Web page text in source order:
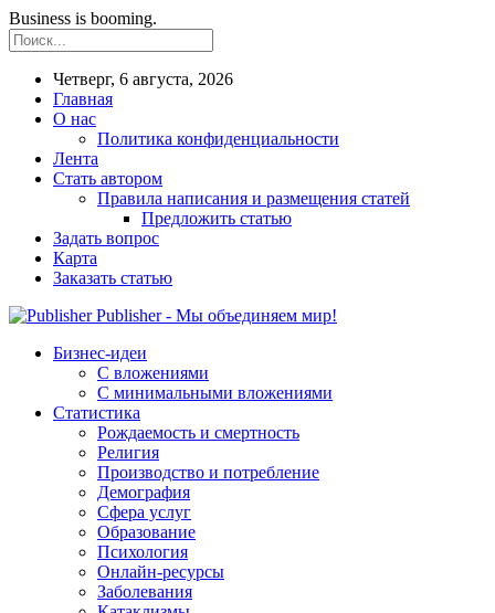
Business is booming.
Четверг, 6 августа, 2026
Главная
О нас
Политика конфиденциальности
Лента
Стать автором
Правила написания и размещения статей
Предложить статью
Задать вопрос
Карта
Заказать статью
Publisher - Мы объединяем мир!
Бизнес-идеи
С вложениями
С минимальными вложениями
Статистика
Рождаемость и смертность
Религия
Производство и потребление
Демография
Сфера услуг
Образование
Психология
Онлайн-ресурсы
Заболевания